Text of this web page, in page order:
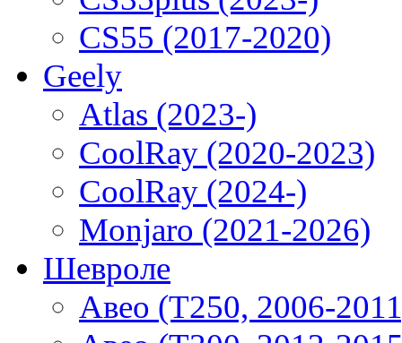
CS55 (2017-2020)
Geely
Atlas (2023-)
CoolRay (2020-2023)
CoolRay (2024-)
Monjaro (2021-2026)
Шевроле
Авео (T250, 2006-